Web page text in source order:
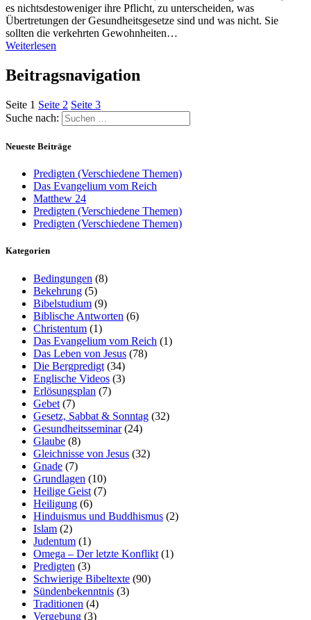
es nichtsdestoweniger ihre Pflicht, zu unterscheiden, was
Übertretungen der Gesundheitsgesetze sind und was nicht. Sie
sollten die verkehrten Gewohnheiten…
Weiterlesen
Beitragsnavigation
Seite 1 Seite 2 Seite 3
Suche nach:
Neueste Beiträge
Predigten (Verschiedene Themen)
Das Evangelium vom Reich
Matthew 24
Predigten (Verschiedene Themen)
Predigten (Verschiedene Themen)
Kategorien
Bedingungen (8)
Bekehrung (5)
Bibelstudium (9)
Biblische Antworten (6)
Christentum (1)
Das Evangelium vom Reich (1)
Das Leben von Jesus (78)
Die Bergpredigt (34)
Englische Videos (3)
Erlösungsplan (7)
Gebet (7)
Gesetz, Sabbat & Sonntag (32)
Gesundheitsseminar(24)
Glaube (8)
Gleichnisse von Jesus (32)
Gnade (7)
Grundlagen (10)
Heilige Geist (7)
Heiligung (6)
Hinduismus und Buddhismus (2)
Islam (2)
Judentum (1)
Omega – Der letzte Konflikt (1)
Predigten (3)
Schwierige Bibeltexte (90)
Sündenbekenntnis (3)
Traditionen (4)
Vergebung (3)